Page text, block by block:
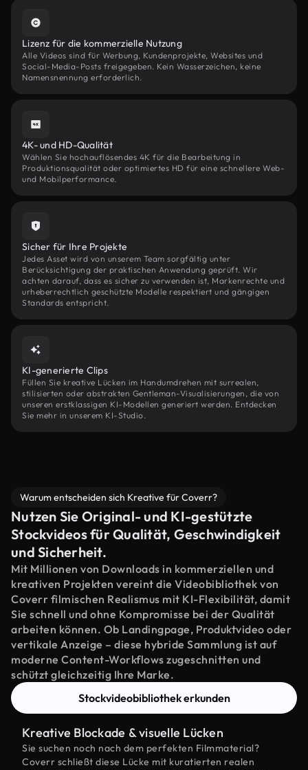
Lizenz für die kommerzielle Nutzung
Alle Videos sind für Werbung, Kundenprojekte, Websites und
Social-Media-Posts freigegeben. Kein Wasserzeichen, keine
Namensnennung erforderlich.
4K- und HD-Qualität
Wählen Sie hochauflösendes 4K für die Bearbeitung in
Produktionsqualität oder optimiertes HD für eine schnellere Web-
und Mobilperformance.
Sicher für Ihre Projekte
Jedes Asset wird von unserem Team sorgfältig unter
Berücksichtigung der praktischen Anwendung geprüft. Wir
achten darauf, dass es sicher zu verwenden ist, Markenrechte und
urheberrechtlich geschützte Modelle respektiert und gängigen
Standards entspricht.
KI-generierte Clips
Füllen Sie kreative Lücken im Handumdrehen mit surrealen,
stilisierten oder abstrakten Gentleman-Visualisierungen, die von
unseren erstklassigen KI-Modellen generiert werden. Entdecken
Sie mehr in unserem KI-Studio.
Warum entscheiden sich Kreative für Coverr?
Nutzen Sie Original- und KI-gestützte
Stockvideos für Qualität, Geschwindigkeit
und Sicherheit.
Mit Millionen von Downloads in kommerziellen und
kreativen Projekten vereint die Videobibliothek von
Coverr filmischen Realismus mit KI-Flexibilität, damit
Sie schnell und ohne Kompromisse bei der Qualität
arbeiten können. Ob Landingpage, Produktvideo oder
vertikale Anzeige – diese hybride Sammlung ist auf
moderne Content-Workflows zugeschnitten und
schützt gleichzeitig Ihre Marke.
Stockvideobibliothek erkunden
Kreative Blockade & visuelle Lücken
Sie suchen noch nach dem perfekten Filmmaterial?
Coverr schließt diese Lücke mit kuratierten realen